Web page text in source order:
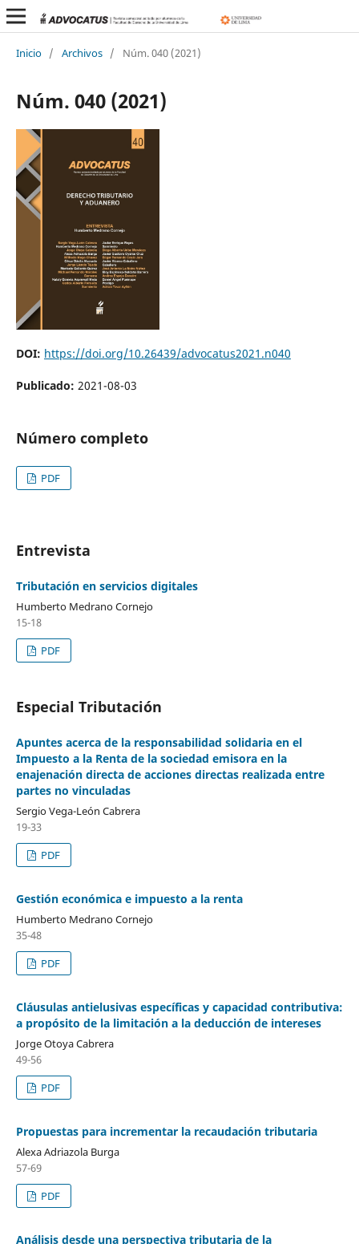
Inicio / Archivos / Núm. 040 (2021)
Núm. 040 (2021)
DOI: https://doi.org/10.26439/advocatus2021.n040
Publicado: 2021-08-03
Número completo
PDF
Entrevista
Tributación en servicios digitales
Humberto Medrano Cornejo
15-18
PDF
Especial Tributación
Apuntes acerca de la responsabilidad solidaria en el
Impuesto a la Renta de la sociedad emisora en la
enajenación directa de acciones directas realizada entre
partes no vinculadas
Sergio Vega-León Cabrera
19-33
PDF
Gestión económica e impuesto a la renta
Humberto Medrano Cornejo
35-48
PDF
Cláusulas antielusivas específicas y capacidad contributiva:
a propósito de la limitación a la deducción de intereses
Jorge Otoya Cabrera
49-56
PDF
Propuestas para incrementar la recaudación tributaria
Alexa Adriazola Burga
57-69
PDF
Análisis desde una perspectiva tributaria de la